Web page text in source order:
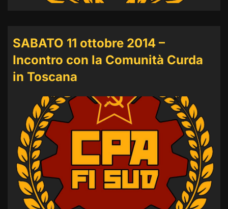
SABATO 11 ottobre 2014 –
Incontro con la Comunità Curda
in Toscana